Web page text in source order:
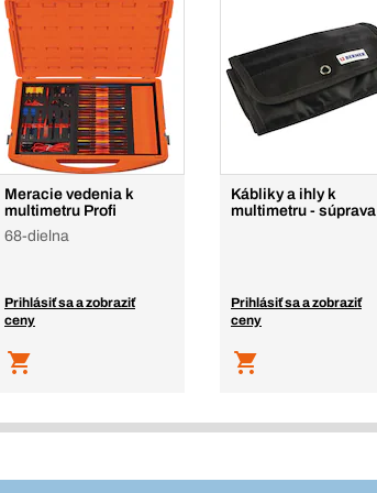
Meracie vedenia k
multimetru Profi
68-dielna
Prihlásiť sa a zobraziť
ceny
Kábliky a ihly k
multimetru - súprava
Prihlásiť sa a zobraziť
ceny